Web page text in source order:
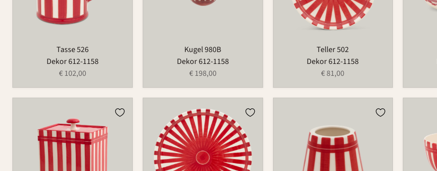
Tasse 526
Dekor 612-1158
€ 102,00
Kugel 980B
Dekor 612-1158
€ 198,00
Teller 502
Dekor 612-1158
€ 81,00